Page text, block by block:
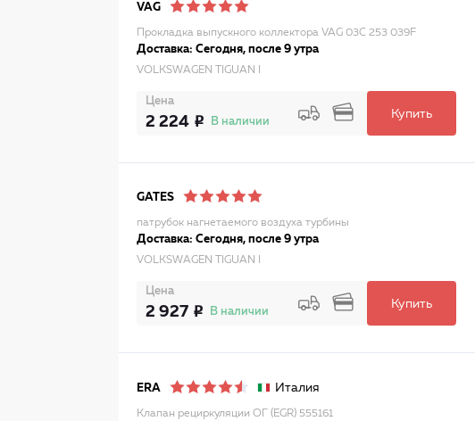
VAG
Прокладка выпускного коллектора VAG 03C 253 039F
Доставка: Сегодня, после 9 утра
VOLKSWAGEN TIGUAN I
Цена
2 224 В наличии
Купить
GATES
патрубок нагнетаемого воздуха турбины
Доставка: Сегодня, после 9 утра
VOLKSWAGEN TIGUAN I
Цена
2 927 В наличии
Купить
ERA Италия
Клапан рециркуляции ОГ (EGR) 555161